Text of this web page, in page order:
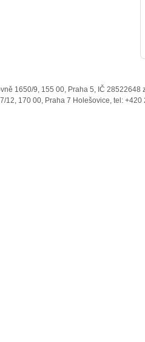
1650/9, 155 00, Praha 5, IČ
12, 170 00, Praha 7 Holešovice, tel: